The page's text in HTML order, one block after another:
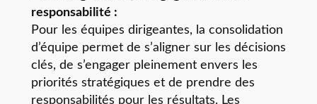
responsabilité :
Pour les équipes dirigeantes, la consolidation
d’équipe permet de s’aligner sur les décisions
clés, de s’engager pleinement envers les
priorités stratégiques et de prendre des
responsabilités pour les résultats. Les